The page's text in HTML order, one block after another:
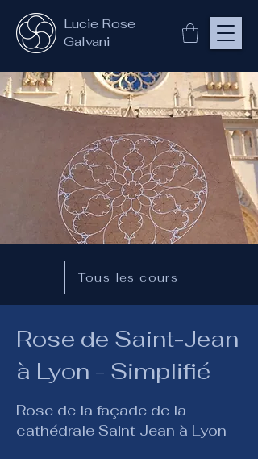
Lucie Rose
Galvani
Tous les cours
Rose de Saint-Jean
à Lyon - Simplifié
Rose de la façade de la
cathédrale Saint Jean à Lyon